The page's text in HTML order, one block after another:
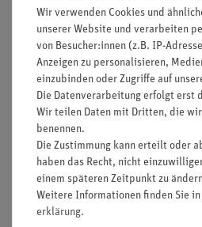
Funktion und
Zur Demonstration magnetischer
Stromleiter.
Ausstattung und
Daten
Wir verwenden Cookies und
unserer Website und verarbeiten
von Besucher:innen (z.B. IP-
Anzeigen zu personalisieren,
einzubinden oder Zugriffe auf
Die Datenverarbeitung erfolgt erst
Wir teilen Daten mit Dritten, die
benennen.
Die Zustimmung kann erteilt oder
haben das Recht, nicht
einem späteren Zeitpunkt zu
Weitere Informationen finden Sie in
erklärung.